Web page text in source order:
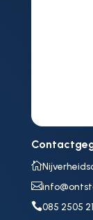


085 2505